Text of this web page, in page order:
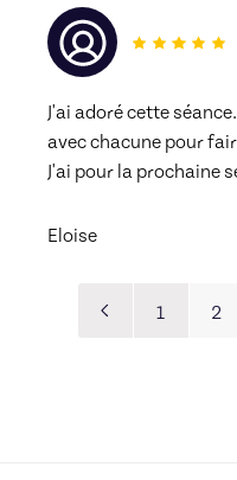
J'ai adoré cette
avec chacune pour
J'ai pour la prochaine
Eloise
1 2